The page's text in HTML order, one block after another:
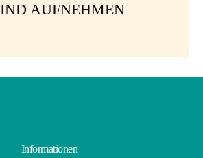
AUFNEHMEN
Informationen